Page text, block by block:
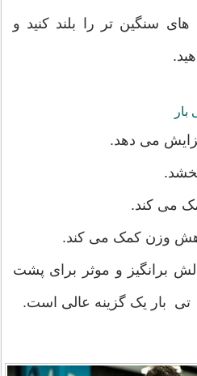
های سنگین تر را بلند کنید و
بار
می دهد.
می کند.
وزن کمک می کند.
برانگیز و موثر برای پشت
بار یک گزینه عالی است.